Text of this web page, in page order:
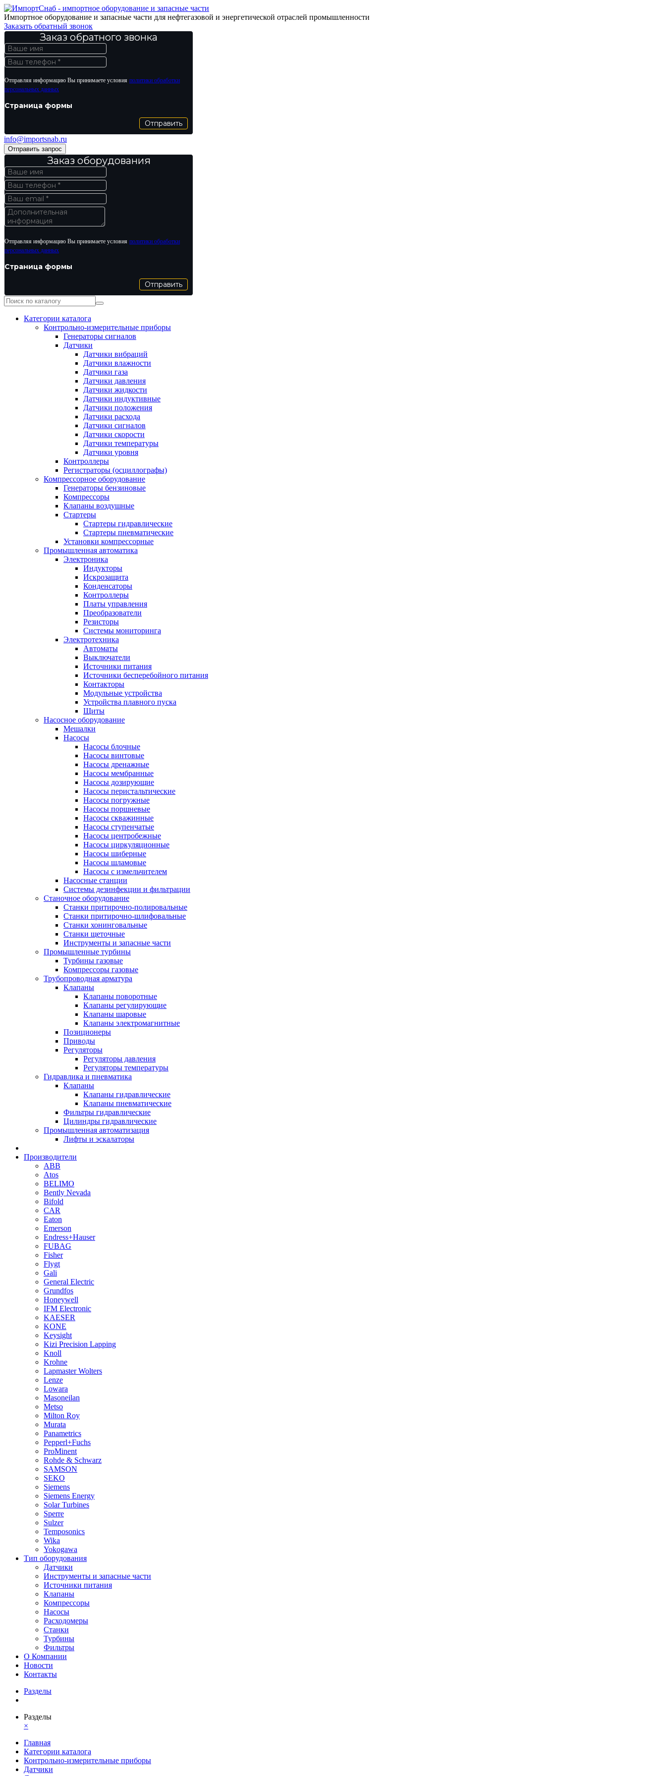
Импортное оборудование и запасные части для нефтегазовой и энергетической отраслей промышленности
Заказать обратный звонок
Заказ обратного звонка
Отправляя информацию Вы принимаете условия политики обработки
персональных данных
Страница формы
Отправить
info@importsnab.ru
Отправить запрос
Заказ оборудования
Отправляя информацию Вы принимаете условия политики обработки
персональных данных
Страница формы
Отправить
Категории каталога
Контрольно-измерительные приборы
Генераторы сигналов
Датчики
Датчики вибраций
Датчики влажности
Датчики газа
Датчики давления
Датчики жидкости
Датчики индуктивные
Датчики положения
Датчики расхода
Датчики сигналов
Датчики скорости
Датчики температуры
Датчики уровня
Контроллеры
Регистраторы (осциллографы)
Компрессорное оборудование
Генераторы бензиновые
Компрессоры
Клапаны воздушные
Стартеры
Стартеры гидравлические
Стартеры пневматические
Установки компрессорные
Промышленная автоматика
Электроника
Индукторы
Искрозащита
Конденсаторы
Контроллеры
Платы управления
Преобразователи
Резисторы
Системы мониторинга
Электротехника
Автоматы
Выключатели
Источники питания
Источники бесперебойного питания
Контакторы
Модульные устройства
Устройства плавного пуска
Щиты
Насосное оборудование
Мешалки
Насосы
Насосы блочные
Насосы винтовые
Насосы дренажные
Насосы мембранные
Насосы дозирующие
Насосы перистальтические
Насосы погружные
Насосы поршневые
Насосы скважинные
Насосы ступенчатые
Насосы центробежные
Насосы циркуляционные
Насосы шиберные
Насосы шламовые
Насосы с измельчителем
Насосные станции
Системы дезинфекции и фильтрации
Станочное оборудование
Станки притирочно-полировальные
Станки притирочно-шлифовальные
Станки хонинговальные
Станки щеточные
Инструменты и запасные части
Промышленные турбины
Турбины газовые
Компрессоры газовые
Трубопроводная арматура
Клапаны
Клапаны поворотные
Клапаны регулирующие
Клапаны шаровые
Клапаны электромагнитные
Позиционеры
Приводы
Регуляторы
Регуляторы давления
Регуляторы температуры
Гидравлика и пневматика
Клапаны
Клапаны гидравлические
Клапаны пневматические
Фильтры гидравлические
Цилиндры гидравлические
Промышленная автоматизация
Лифты и эскалаторы
Производители
ABB
Atos
BELIMO
Bently Nevada
Bifold
CAR
Eaton
Emerson
Endress+Hauser
FUBAG
Fisher
Flygt
Gali
General Electric
Grundfos
Honeywell
IFM Electronic
KAESER
KONE
Keysight
Kizi Precision Lapping
Knoll
Krohne
Lapmaster Wolters
Lenze
Lowara
Masoneilan
Metso
Milton Roy
Murata
Panametrics
Pepperl+Fuchs
ProMinent
Rohde & Schwarz
SAMSON
SEKO
Siemens
Siemens Energy
Solar Turbines
Sperre
Sulzer
Temposonics
Wika
Yokogawa
Тип оборудования
Датчики
Инструменты и запасные части
Источники питания
Клапаны
Компрессоры
Насосы
Расходомеры
Станки
Турбины
Фильтры
О Компании
Новости
Контакты
Разделы
Разделы
×
Главная
Категории каталога
Контрольно-измерительные приборы
Датчики